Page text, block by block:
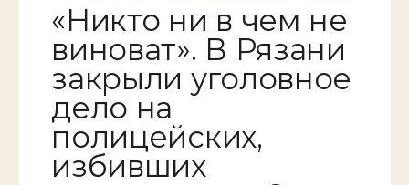
«Никто ни в чем не
виноват». В Рязани
закрыли уголовное
дело на
полицейских,
избивших